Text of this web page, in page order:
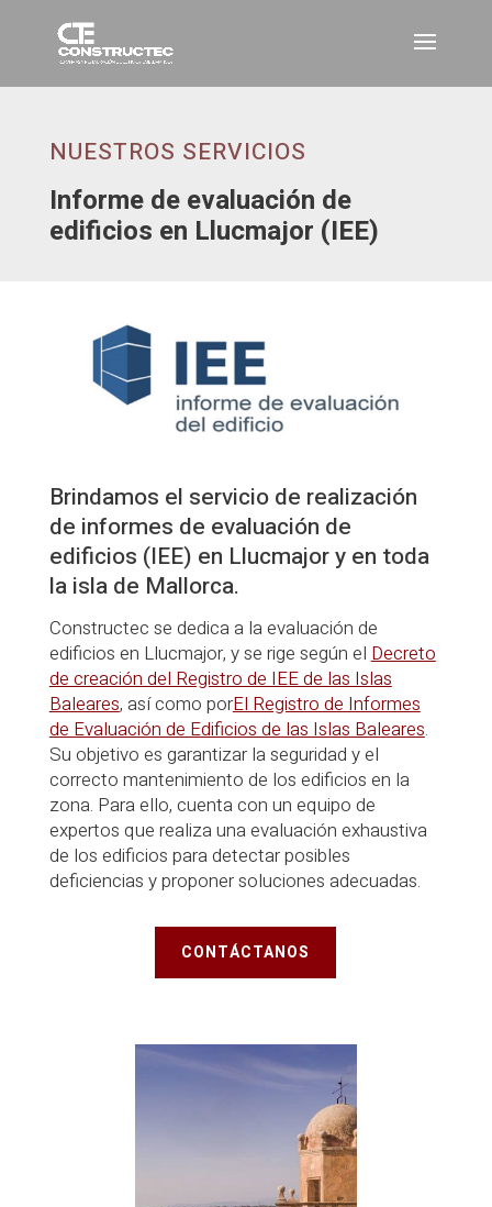
NUESTROS SERVICIOS
Informe de evaluación de
edificios en Llucmajor (IEE)
Brindamos el servicio de realización
de informes de evaluación de
edificios (IEE) en Llucmajor y en toda
la isla de Mallorca.
Constructec se dedica a la evaluación de
edificios en Llucmajor, y se rige según elDecreto
de creación del Registro de IEE de las Islas
Baleares, así como porEl Registro de Informes
de Evaluación de Edificios de las Islas Baleares.
Su objetivo es garantizar la seguridad y el
correcto mantenimiento de los edificios en la
zona. Para ello, cuenta con un equipo de
expertos que realiza una evaluación exhaustiva
de los edificios para detectar posibles
deficiencias y proponer soluciones adecuadas.
CONTÁCTANOS